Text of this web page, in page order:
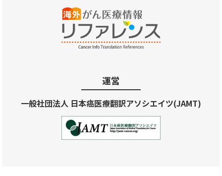
運営
一般社団法人 日本癌医療翻訳アソシエイツ(JAMT)